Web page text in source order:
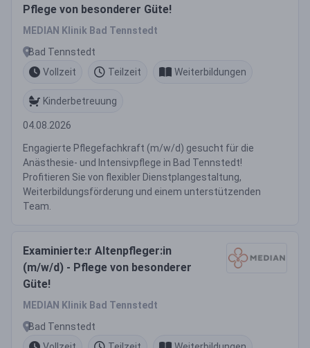
Pflege von besonderer Güte!
MEDIAN Klinik Bad Tennstedt
Bad Tennstedt
Vollzeit
Teilzeit Weiterbildungen
Kinderbetreuung
04.08.2026
Engagierte Pflegefachkraft (m/w/d) gesucht für die
Anästhesie- und Intensivpflege in Bad Tennstedt!
Profitieren Sie von flexibler Dienstplangestaltung,
Weiterbildungsförderung und einem unterstützenden
Team.
Examinierte:r Altenpfleger:in
(m/w/d) - Pflege von besonderer
Güte!
MEDIAN Klinik Bad Tennstedt
Bad Tennstedt